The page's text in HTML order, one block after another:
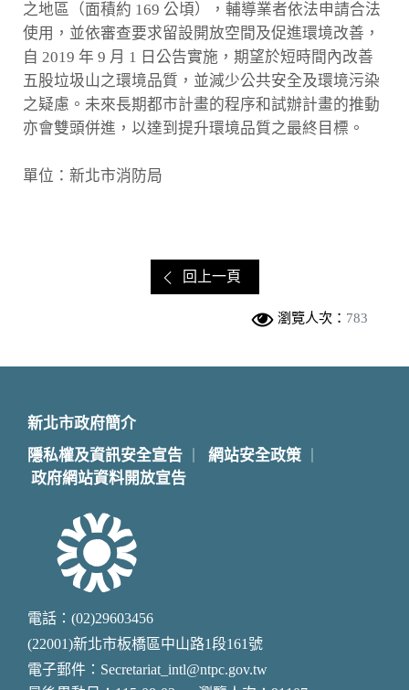
之地區（面積約 169 公頃），輔導業者依法申請合法
使用，並依審查要求留設開放空間及促進環境改善，
自 2019 年 9 月 1 日公告實施，期望於短時間內改善
五股垃圾山之環境品質，並減少公共安全及環境污染
之疑慮。未來長期都市計畫的程序和試辦計畫的推動
亦會雙頭併進，以達到提升環境品質之最終目標。
單位：新北市消防局
回上一頁
瀏覽人次： 783
新北市政府簡介
隱私權及資訊安全宣告
網站安全政策
政府網站資料開放宣告
電話：(02)29603456
(22001)新北市板橋區中山路1段161號
電子郵件：Secretariat_intl@ntpc.gov.tw